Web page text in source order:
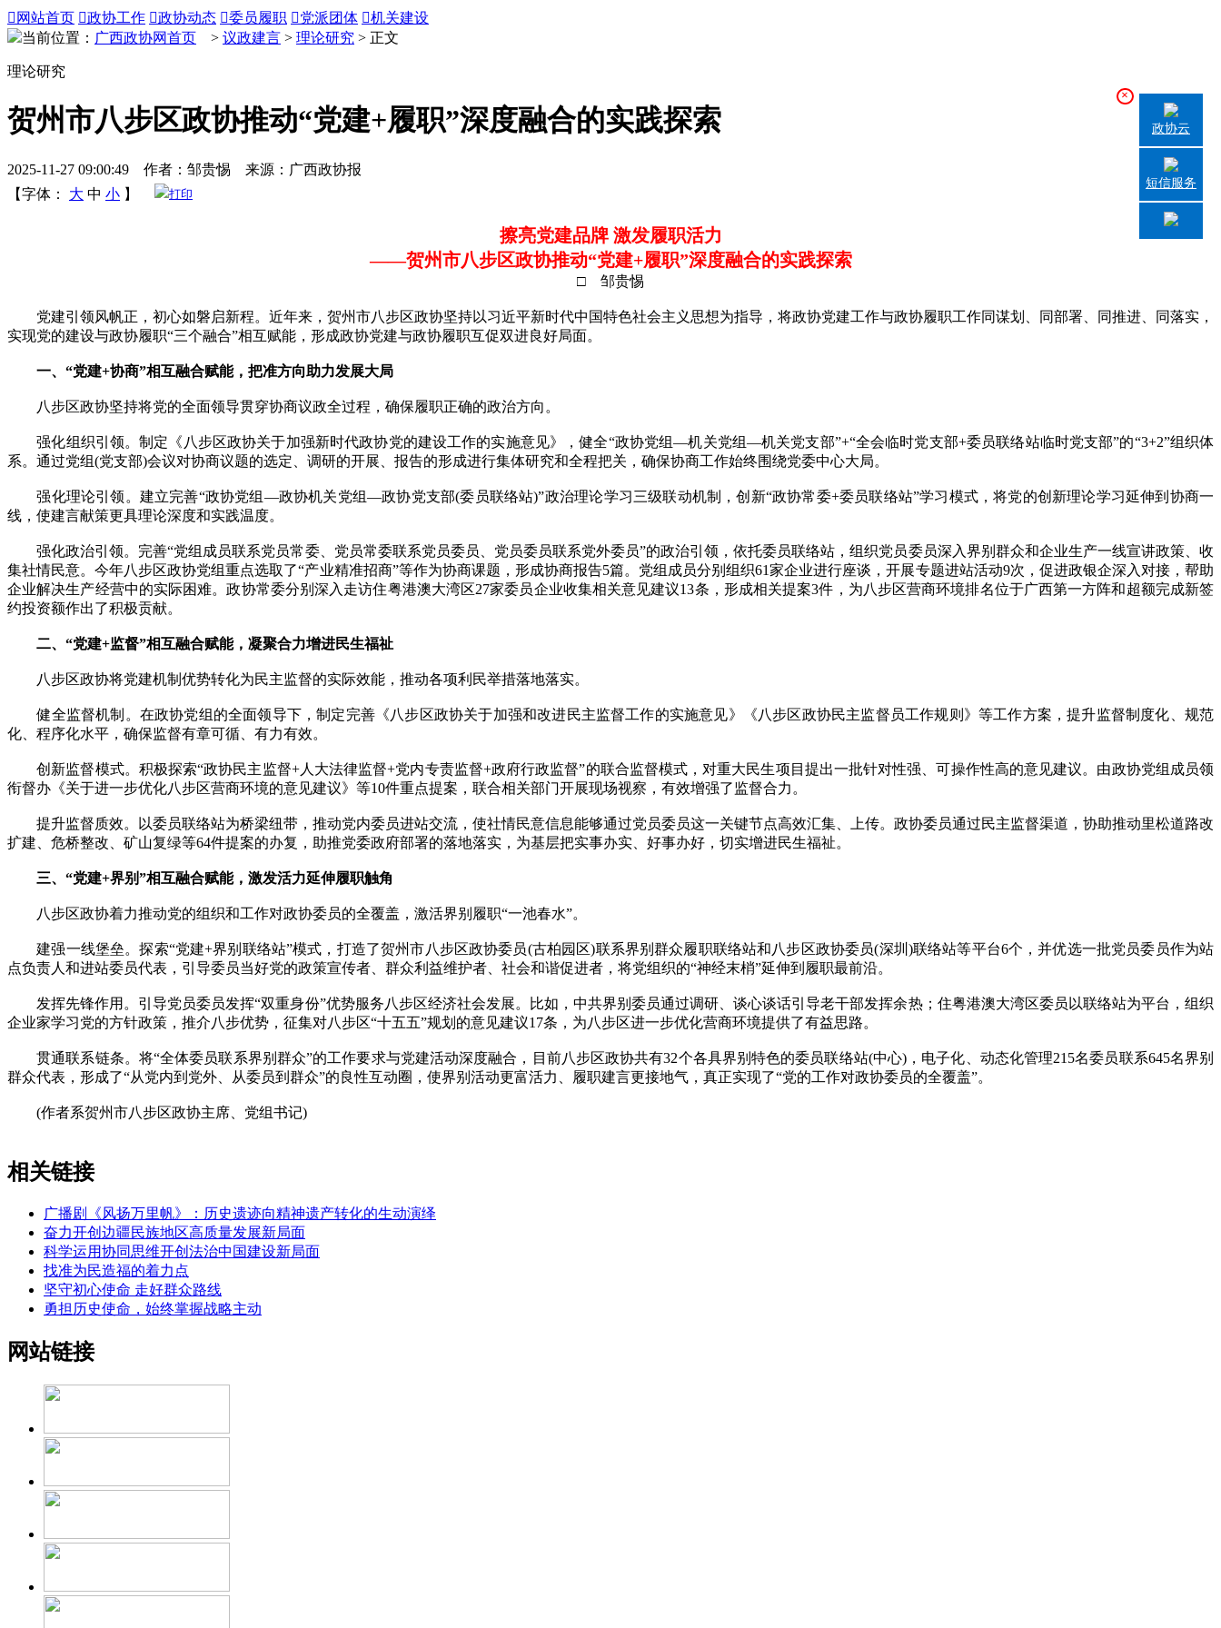
 网站首页 政协工作 政协动态 委员履职 党派团体 机关建设
当前位置： 广西政协网首页 > 议政建言 > 理论研究 > 正文
理论研究
贺州市八步区政协推动“党建+履职”深度融合的实践探索
2025-11-27 09:00:49 作者：邹贵惕 来源：广西政协报
【字体：
大 中 小 】 打印
擦亮党建品牌 激发履职活力
——贺州市八步区政协推动“党建+履职”深度融合的实践探索
□ 邹贵惕
党建引领风帆正，初心如磐启新程。近年来，贺州市八步区政协坚持以习近平新时代中国特色社会主义思想为指导，将政协党建工作与政协履职工作同谋划、同部署、同推进、同落实，
实现党的建设与政协履职“三个融合”相互赋能，形成政协党建与政协履职互促双进良好局面。
一、“党建+协商”相互融合赋能，把准方向助力发展大局
八步区政协坚持将党的全面领导贯穿协商议政全过程，确保履职正确的政治方向。
强化组织引领。制定《八步区政协关于加强新时代政协党的建设工作的实施意见》，健全“政协党组—机关党组—机关党支部”+“全会临时党支部+委员联络站临时党支部”的“3+2”组织体
系。通过党组(党支部)会议对协商议题的选定、调研的开展、报告的形成进行集体研究和全程把关，确保协商工作始终围绕党委中心大局。
强化理论引领。建立完善“政协党组—政协机关党组—政协党支部(委员联络站)”政治理论学习三级联动机制，创新“政协常委+委员联络站”学习模式，将党的创新理论学习延伸到协商一
线，使建言献策更具理论深度和实践温度。
强化政治引领。完善“党组成员联系党员常委、党员常委联系党员委员、党员委员联系党外委员”的政治引领，依托委员联络站，组织党员委员深入界别群众和企业生产一线宣讲政策、收
集社情民意。今年八步区政协党组重点选取了“产业精准招商”等作为协商课题，形成协商报告5篇。党组成员分别组织61家企业进行座谈，开展专题进站活动9次，促进政银企深入对接，帮助
企业解决生产经营中的实际困难。政协常委分别深入走访住粤港澳大湾区27家委员企业收集相关意见建议13条，形成相关提案3件，为八步区营商环境排名位于广西第一方阵和超额完成新签
约投资额作出了积极贡献。
二、“党建+监督”相互融合赋能，凝聚合力增进民生福祉
八步区政协将党建机制优势转化为民主监督的实际效能，推动各项利民举措落地落实。
健全监督机制。在政协党组的全面领导下，制定完善《八步区政协关于加强和改进民主监督工作的实施意见》《八步区政协民主监督员工作规则》等工作方案，提升监督制度化、规范
化、程序化水平，确保监督有章可循、有力有效。
创新监督模式。积极探索“政协民主监督+人大法律监督+党内专责监督+政府行政监督”的联合监督模式，对重大民生项目提出一批针对性强、可操作性高的意见建议。由政协党组成员领
衔督办《关于进一步优化八步区营商环境的意见建议》等10件重点提案，联合相关部门开展现场视察，有效增强了监督合力。
提升监督质效。以委员联络站为桥梁纽带，推动党内委员进站交流，使社情民意信息能够通过党员委员这一关键节点高效汇集、上传。政协委员通过民主监督渠道，协助推动里松道路改
扩建、危桥整改、矿山复绿等64件提案的办复，助推党委政府部署的落地落实，为基层把实事办实、好事办好，切实增进民生福祉。
三、“党建+界别”相互融合赋能，激发活力延伸履职触角
八步区政协着力推动党的组织和工作对政协委员的全覆盖，激活界别履职“一池春水”。
建强一线堡垒。探索“党建+界别联络站”模式，打造了贺州市八步区政协委员(古柏园区)联系界别群众履职联络站和八步区政协委员(深圳)联络站等平台6个，并优选一批党员委员作为站
点负责人和进站委员代表，引导委员当好党的政策宣传者、群众利益维护者、社会和谐促进者，将党组织的“神经末梢”延伸到履职最前沿。
发挥先锋作用。引导党员委员发挥“双重身份”优势服务八步区经济社会发展。比如，中共界别委员通过调研、谈心谈话引导老干部发挥余热；住粤港澳大湾区委员以联络站为平台，组织
企业家学习党的方针政策，推介八步优势，征集对八步区“十五五”规划的意见建议17条，为八步区进一步优化营商环境提供了有益思路。
贯通联系链条。将“全体委员联系界别群众”的工作要求与党建活动深度融合，目前八步区政协共有32个各具界别特色的委员联络站(中心)，电子化、动态化管理215名委员联系645名界别
群众代表，形成了“从党内到党外、从委员到群众”的良性互动圈，使界别活动更富活力、履职建言更接地气，真正实现了“党的工作对政协委员的全覆盖”。
(作者系贺州市八步区政协主席、党组书记)
相关链接
广播剧《风扬万里帆》：历史遗迹向精神遗产转化的生动演绎
奋力开创边疆民族地区高质量发展新局面
科学运用协同思维开创法治中国建设新局面
找准为民造福的着力点
坚守初心使命 走好群众路线
勇担历史使命，始终掌握战略主动
网站链接
×
政协云
短信服务